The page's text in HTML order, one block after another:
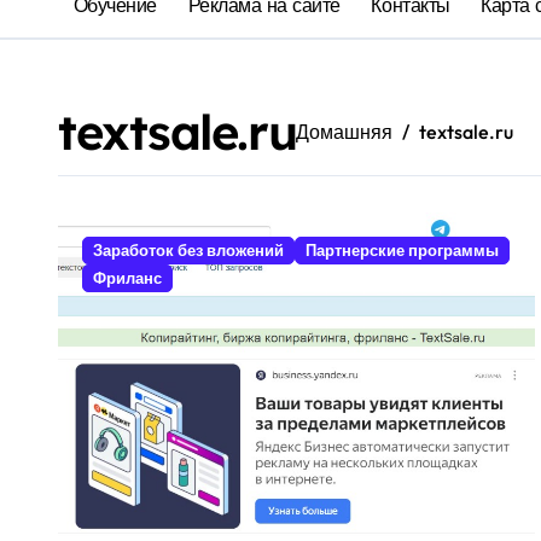
Обучение Реклама на сайте Контакты Карта
textsale.ruДомашняя textsale.ru
Заработок без вложений
Партнерские программы
Фриланс